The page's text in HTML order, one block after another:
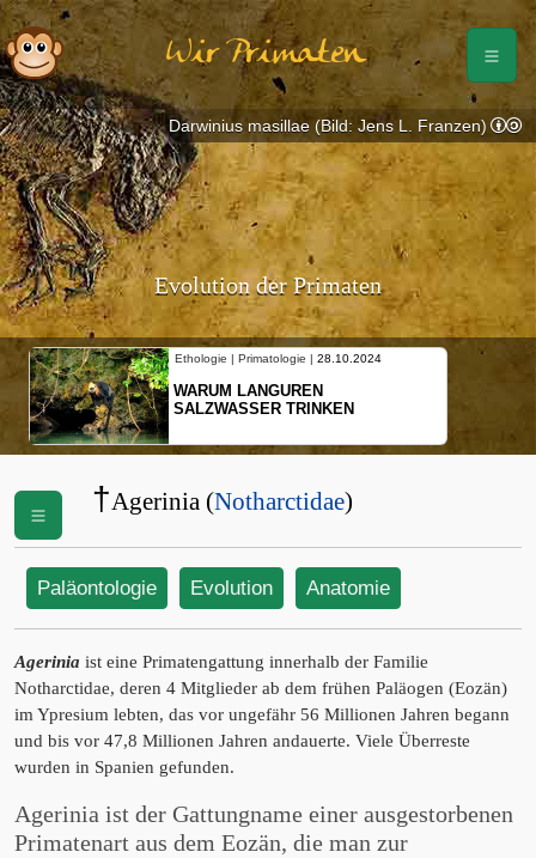
Wir Primaten
Evolution der Primaten
Ethologie | Primatologie |28.10.2024
WARUM LANGUREN
SALZWASSER TRINKEN
Darwinius masillae (Bild: Jens L. Franzen)
†Agerinia (Notharctidae)
Paläontologie Evolution Anatomie
Agerinia ist eine Primatengattung innerhalb der Familie
Notharctidae, deren 4 Mitglieder ab dem frühen Paläogen (Eozän)
im Ypresium lebten, das vor ungefähr 56 Millionen Jahren begann
und bis vor 47,8 Millionen Jahren andauerte. Viele Überreste
wurden in Spanien gefunden.
Agerinia ist der Gattungname einer ausgestorbenen
Primatenart aus dem Eozän, die man zur